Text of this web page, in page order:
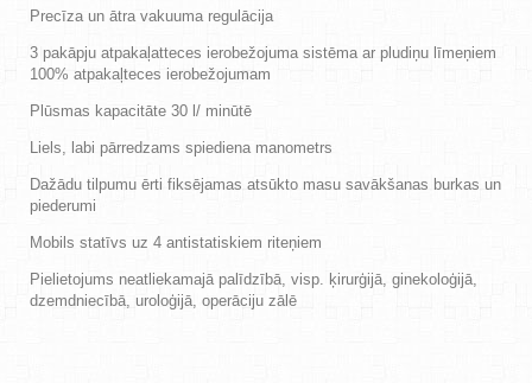
Precīza un ātra vakuuma regulācija
3 pakāpju atpakaļatteces ierobežojuma sistēma ar pludiņu līmeņiem
100% atpakaļteces ierobežojumam
Plūsmas kapacitāte 30 l/ minūtē
Liels, labi pārredzams spiediena manometrs
Dažādu tilpumu ērti fiksējamas atsūkto masu savākšanas burkas un
piederumi
Mobils statīvs uz 4 antistatiskiem riteņiem
Pielietojums neatliekamajā palīdzībā, visp. ķirurģijā, ginekoloģijā,
dzemdniecībā, uroloģijā, operāciju zālē